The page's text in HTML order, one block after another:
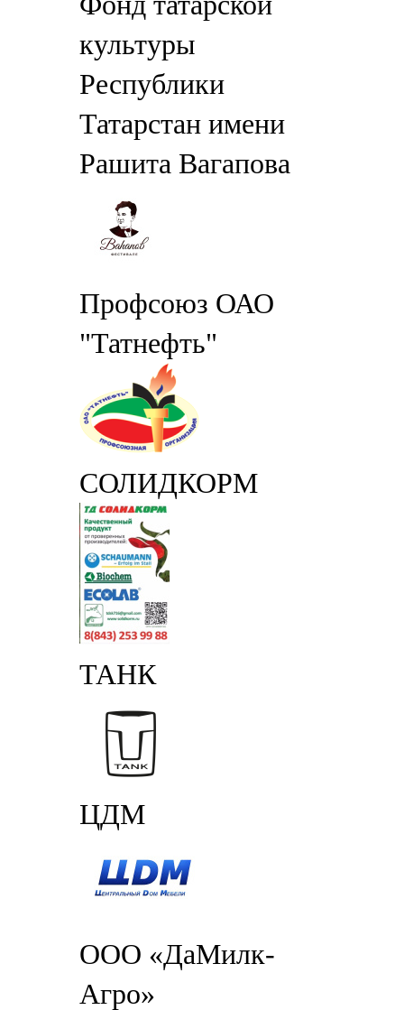
культуры
Республики
Татарстан имени
Рашита Вагапова
Профсоюз ОАО
"Татнефть"
СОЛИДКОРМ
ТАНК
ЦДМ
ООО «ДаМилк-
Агро»